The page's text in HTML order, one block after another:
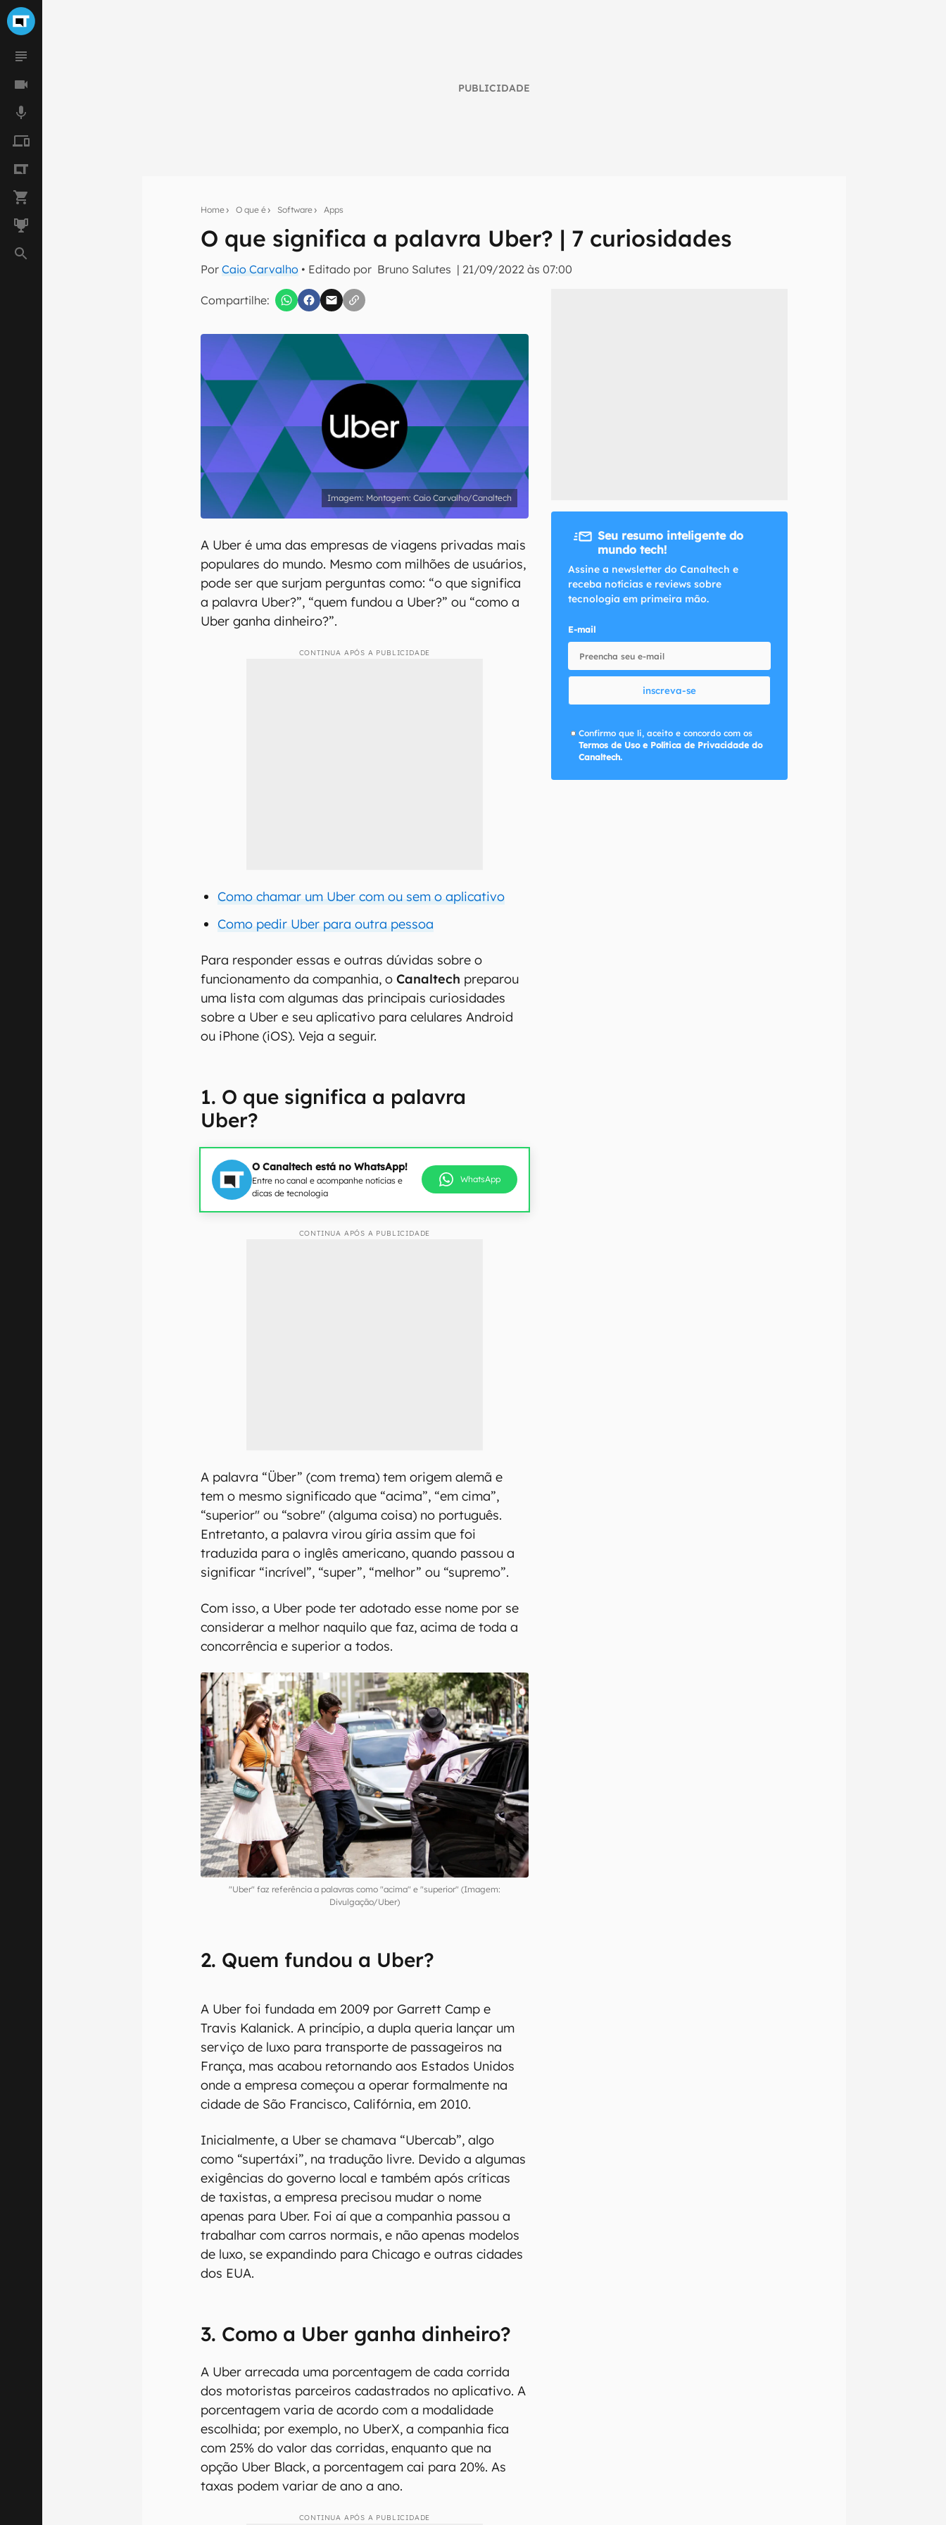
PUBLICIDADE
Home O que é Software Apps
O que significa a palavra Uber? | 7 curiosidades
PorCaio Carvalho • Editado por Bruno Salutes | 21/09/2022 às 07:00
Compartilhe:
Seu resumo inteligente do mundo tech!
Assine a newsletter do Canaltech e receba notícias e reviews sobre tecnologia em primeira
inscreva-se
Confirmo que li, aceito e concordo com os Termos de Uso e Política de Privacidade do Canaltech.
Montagem: Caio Carvalho/Canaltech
A Uber é uma das empresas de viagens privadas mais
populares do mundo. Mesmo com milhões de usuários,
pode ser que surjam perguntas como: “o que significa
a palavra Uber?”, “quem fundou a Uber?” ou “como a
Uber ganha dinheiro?”.
CONTINUA APÓS A PUBLICIDADE
Como chamar um Uber com ou sem o aplicativo
Como pedir Uber para outra pessoa
Para responder essas e outras dúvidas sobre o
funcionamento da companhia, o Canaltech preparou
uma lista com algumas das principais curiosidades
sobre a Uber e seu aplicativo para celulares Android
ou iPhone (iOS). Veja a seguir.
1. O que significa a palavra
Uber?
O Canaltech está no WhatsApp!
Entre no canal e acompanhe notícias e
dicas de tecnologia
WhatsApp
CONTINUA APÓS A PUBLICIDADE
A palavra “Über” (com trema) tem origem alemã e
tem o mesmo significado que “acima”, “em cima”,
“superior" ou “sobre" (alguma coisa) no português.
Entretanto, a palavra virou gíria assim que foi
traduzida para o inglês americano, quando passou a
significar “incrível”, “super”, “melhor” ou “supremo”.
Com isso, a Uber pode ter adotado esse nome por se
considerar a melhor naquilo que faz, acima de toda a
concorrência e superior a todos.
"Uber" faz referência a palavras como "acima" e "superior" (Imagem:
Divulgação/Uber)
2. Quem fundou a Uber?
A Uber foi fundada em 2009 por Garrett Camp e
Travis Kalanick. A princípio, a dupla queria lançar um
serviço de luxo para transporte de passageiros na
França, mas acabou retornando aos Estados Unidos
onde a empresa começou a operar formalmente na
Inicialmente, a Uber se chamava “Ubercab”, algo
como “supertáxi”, na tradução livre. Devido a algumas
de taxistas, a empresa precisou mudar o nome
apenas para Uber. Foi aí que a companhia passou a
trabalhar com carros normais, e não apenas modelos
de luxo, se expandindo para Chicago e outras cidades
dos EUA.
3. Como a Uber ganha dinheiro?
Seu resumo inteligente do
mundo tech!
Assine a newsletter do Canaltech e
receba notícias e reviews sobre
tecnologia em primeira mão.
E-mail
inscreva-se
Confirmo que li, aceito e concordo com os
Termos de Uso e Política de Privacidade do
Canaltech.